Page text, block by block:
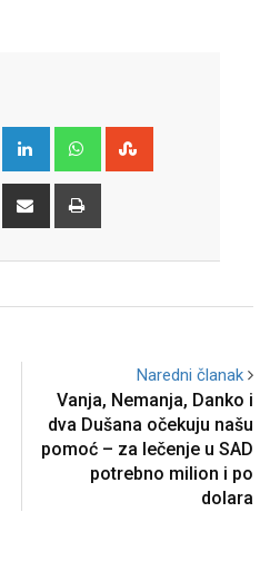
Google+ LinkedIn Whatsapp
Reddit
Share
Naredni članak
Vanja, Nemanja, Danko i
dva Dušana očekuju našu
pomoć – za lečenje u SAD
potrebno milion i po
dolara